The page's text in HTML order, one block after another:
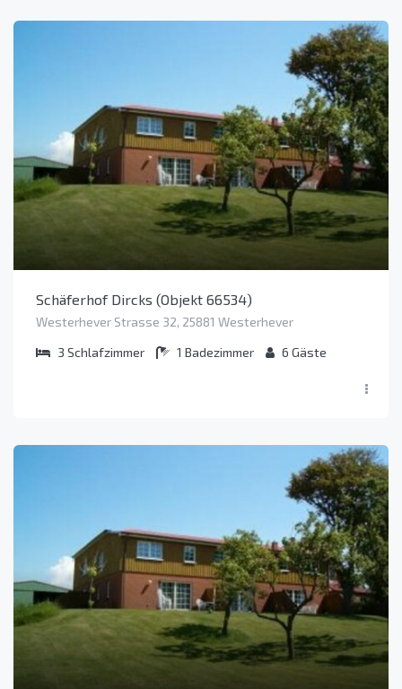
Schäferhof Dircks (Objekt 66534)
Westerhever Strasse 32, 25881 Westerhever
3 Schlafzimmer 1 Badezimmer 6 Gäste